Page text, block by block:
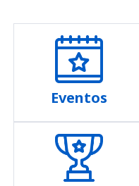
Eventos